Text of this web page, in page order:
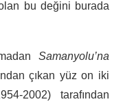
bu değini burada
Samanyolu’na
çıkan yüz on iki
2002) tarafından